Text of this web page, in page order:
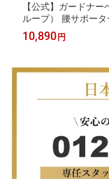
【公式】ガードナ
ループ） 腰サポー
姿勢サポート ゴル
10,890円